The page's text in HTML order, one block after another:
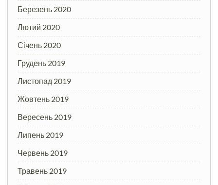
Березень 2020
Лютий 2020
Січень 2020
Грудень 2019
Листопад 2019
Жовтень 2019
Вересень 2019
Липень 2019
Червень 2019
Травень 2019